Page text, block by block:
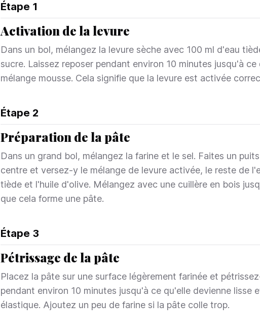
Étape 1
Activation de la levure
Dans un bol, mélangez la levure sèche avec 100 ml d'eau
sucre. Laissez reposer pendant environ 10 minutes jusqu'à ce
mélange mousse. Cela signifie que la levure est activée
Étape 2
Préparation de la pâte
Dans un grand bol, mélangez la farine et le sel. Faites un
centre et versez-y le mélange de levure activée, le reste de
tiède et l'huile d'olive. Mélangez avec une cuillère en bois
que cela forme une pâte.
Étape 3
Pétrissage de la pâte
Placez la pâte sur une surface légèrement farinée et
pendant environ 10 minutes jusqu'à ce qu'elle devienne lisse
élastique. Ajoutez un peu de farine si la pâte colle trop.